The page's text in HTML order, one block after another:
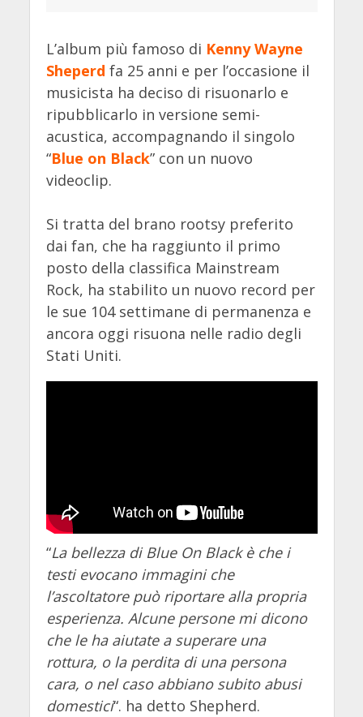
L’album più famoso di Kenny Wayne
Sheperd fa 25 anni e per l’occasione il
musicista ha deciso di risuonarlo e
ripubblicarlo in versione semi-
acustica, accompagnando il singolo
“Blue on Black” con un nuovo
videoclip.
Si tratta del brano rootsy preferito
dai fan, che ha raggiunto il primo
posto della classifica Mainstream
Rock, ha stabilito un nuovo record per
le sue 104 settimane di permanenza e
ancora oggi risuona nelle radio degli
Stati Uniti.
“La bellezza di Blue On Black è che i
testi evocano immagini che
l’ascoltatore può riportare alla propria
esperienza. Alcune persone mi dicono
che le ha aiutate a superare una
rottura, o la perdita di una persona
cara, o nel caso abbiano subito abusi
domestici“. ha detto Shepherd.